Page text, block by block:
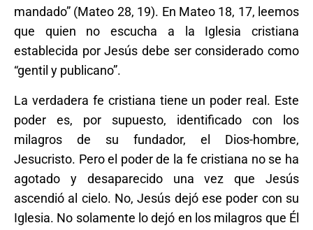
mandado” (Mateo 28, 19). En Mateo 18, 17, leemos
que quien no escucha a la Iglesia cristiana
establecida por Jesús debe ser considerado como
“gentil y publicano”.
La verdadera fe cristiana tiene un poder real. Este
poder es, por supuesto, identificado con los
milagros de su fundador, el Dios-hombre,
Jesucristo. Pero el poder de la fe cristiana no se ha
agotado y desaparecido una vez que Jesús
ascendió al cielo. No, Jesús dejó ese poder con su
Iglesia. No solamente lo dejó en los milagros que Él